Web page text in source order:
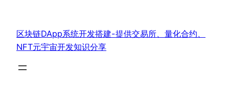
区块链DApp系统开发搭建-提供交易所、量化合约、
NFT元宇宙开发知识分享